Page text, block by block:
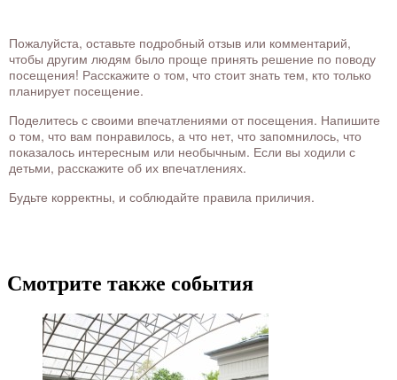
Пожалуйста, оставьте подробный отзыв или комментарий,
чтобы другим людям было проще принять решение по поводу
посещения! Расскажите о том, что стоит знать тем, кто только
планирует посещение.
Поделитесь с своими впечатлениями от посещения. Напишите
о том, что вам понравилось, а что нет, что запомнилось, что
показалось интересным или необычным. Если вы ходили с
детьми, расскажите об их впечатлениях.
Будьте корректны, и соблюдайте правила приличия.
Смотрите также события